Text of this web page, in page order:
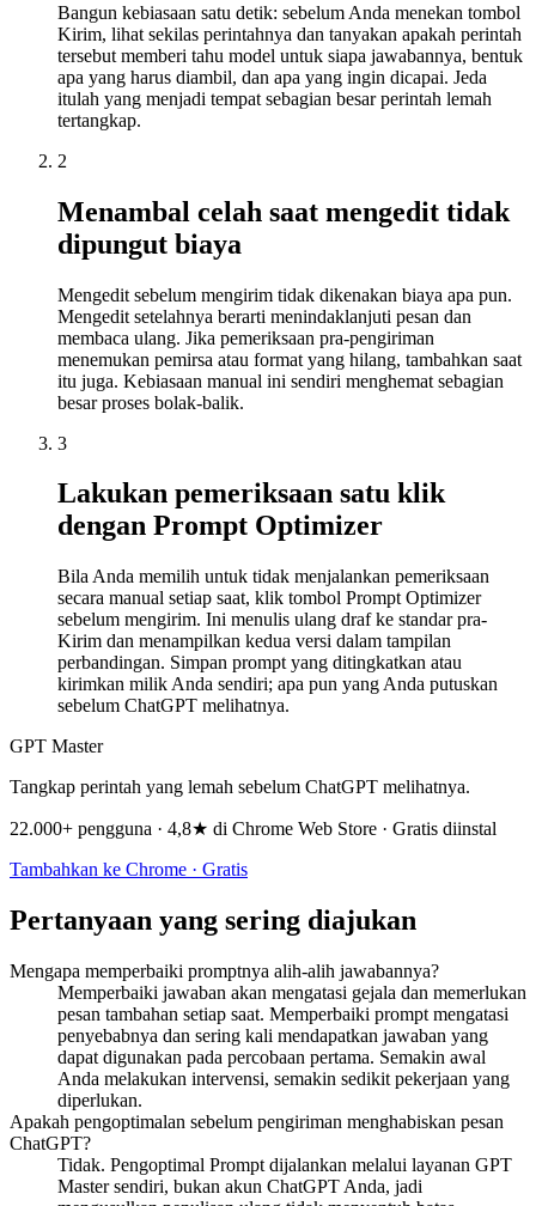
Bangun kebiasaan satu detik: sebelum Anda menekan tombol
Kirim, lihat sekilas perintahnya dan tanyakan apakah perintah
tersebut memberi tahu model untuk siapa jawabannya, bentuk
apa yang harus diambil, dan apa yang ingin dicapai. Jeda
itulah yang menjadi tempat sebagian besar perintah lemah
tertangkap.
2
Menambal celah saat mengedit tidak
dipungut biaya
Mengedit sebelum mengirim tidak dikenakan biaya apa pun.
Mengedit setelahnya berarti menindaklanjuti pesan dan
membaca ulang. Jika pemeriksaan pra-pengiriman
menemukan pemirsa atau format yang hilang, tambahkan saat
itu juga. Kebiasaan manual ini sendiri menghemat sebagian
besar proses bolak-balik.
3
Lakukan pemeriksaan satu klik
dengan Prompt Optimizer
Bila Anda memilih untuk tidak menjalankan pemeriksaan
secara manual setiap saat, klik tombol Prompt Optimizer
sebelum mengirim. Ini menulis ulang draf ke standar pra-
Kirim dan menampilkan kedua versi dalam tampilan
perbandingan. Simpan prompt yang ditingkatkan atau
kirimkan milik Anda sendiri; apa pun yang Anda putuskan
sebelum ChatGPT melihatnya.
GPT Master
Tangkap perintah yang lemah sebelum ChatGPT melihatnya.
22.000+ pengguna · 4,8★ di Chrome Web Store · Gratis diinstal
Tambahkan ke Chrome · Gratis
Pertanyaan yang sering diajukan
Mengapa memperbaiki promptnya alih-alih jawabannya?
Memperbaiki jawaban akan mengatasi gejala dan memerlukan
pesan tambahan setiap saat. Memperbaiki prompt mengatasi
penyebabnya dan sering kali mendapatkan jawaban yang
dapat digunakan pada percobaan pertama. Semakin awal
Anda melakukan intervensi, semakin sedikit pekerjaan yang
diperlukan.
Apakah pengoptimalan sebelum pengiriman menghabiskan pesan
ChatGPT?
Tidak. Pengoptimal Prompt dijalankan melalui layanan GPT
Master sendiri, bukan akun ChatGPT Anda, jadi